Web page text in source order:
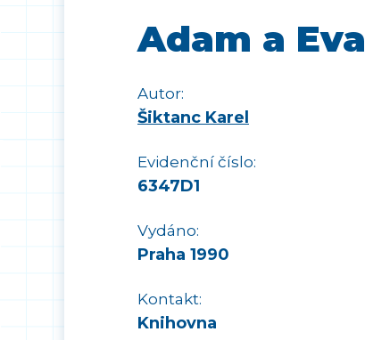
Adam a Eva
Autor:
Šiktanc Karel
Evidenční číslo:
6347D1
Vydáno:
Praha 1990
Kontakt:
Knihovna